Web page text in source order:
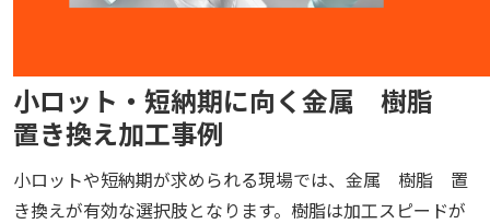
小ロット・短納期に向く金属 樹脂
置き換え加工事例
小ロットや短納期が求められる現場では、金属 樹脂 置
き換えが有効な選択肢となります。樹脂は加工スピードが